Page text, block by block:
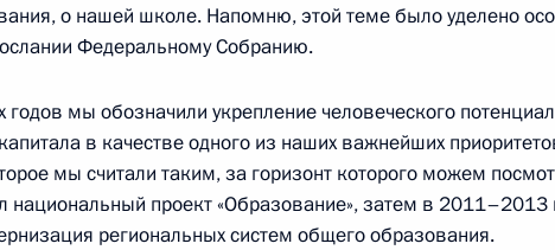
Военно-Морского Флота
о нашей школе. Напомню, этой теме было уделено
Федеральному Собранию.
годов мы обозначили укрепление человеческого
в качестве одного из наших важнейших
мы считали таким, за горизонт которого можем
национальный проект «Образование», затем в 2011–2013
региональных систем общего образования.